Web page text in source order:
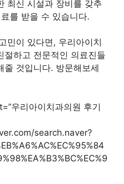
최신 시설과 장비를 갖추
를 받을 수 있습니다.
민이 있다면, 우리아이치
절하고 전문적인 의료진들
줄 것입니다. 방문해보세
우리아이치과의원 후기
search.naver?